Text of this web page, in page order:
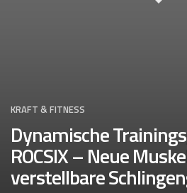
KRAFT & FITNESS
Dynamische
ROCSIX – Neue
verstellbare